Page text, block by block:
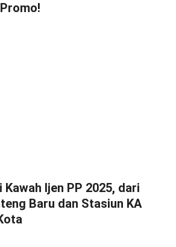
Ijen PP 2025, dari
Baru dan Stasiun KA